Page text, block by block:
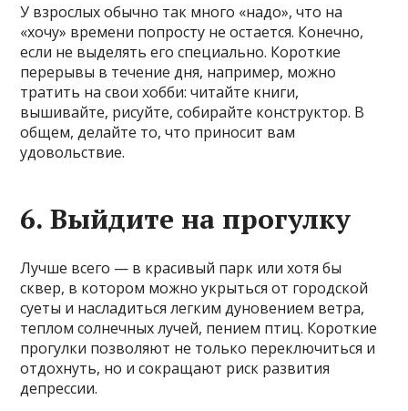
У взрослых обычно так много «надо», что на
«хочу» времени попросту не остается. Конечно,
если не выделять его специально. Короткие
перерывы в течение дня, например, можно
тратить на свои хобби: читайте книги,
вышивайте, рисуйте, собирайте конструктор. В
общем, делайте то, что приносит вам
удовольствие.
6. Выйдите на прогулку
Лучше всего — в красивый парк или хотя бы
сквер, в котором можно укрыться от городской
суеты и насладиться легким дуновением ветра,
теплом солнечных лучей, пением птиц. Короткие
прогулки позволяют не только переключиться и
отдохнуть, но и сокращают риск развития
депрессии.